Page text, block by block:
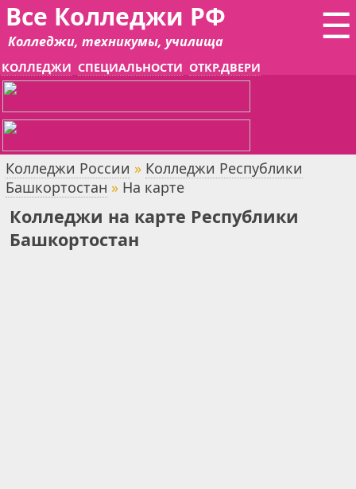
☰
Все Колледжи РФ
Колледжи, техникумы, училища
КОЛЛЕДЖИ СПЕЦИАЛЬНОСТИ ОТКР.ДВЕРИ
Колледжи России » Колледжи Республики
Башкортостан » На карте
Колледжи на карте Республики
Башкортостан